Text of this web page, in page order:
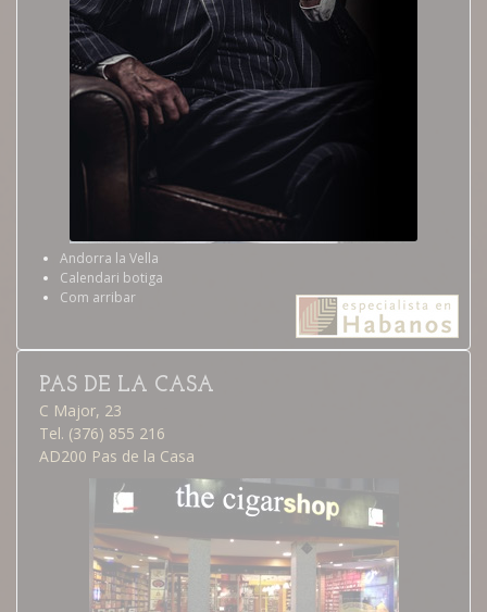
Andorra la Vella
Calendari botiga
Com arribar
PAS DE LA CASA
C Major, 23
Tel. (376) 855 216
AD200 Pas de la Casa